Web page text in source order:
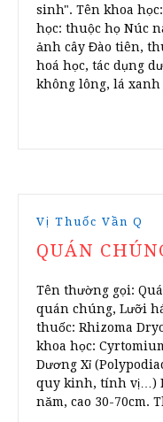
sinh". Tên khoa
học: thuộc họ Núc
ảnh cây Đào tiên,
hoá học, tác dụng
không lông, lá xanh
Vị Thuốc Vần Q
QUÁN
Tên thường gọi:
quán chúng, Lưỡi
thuốc: Rhizoma
khoa học:
Dương Xỉ
quy kinh, tính vị…)
năm, cao 30-70cm.